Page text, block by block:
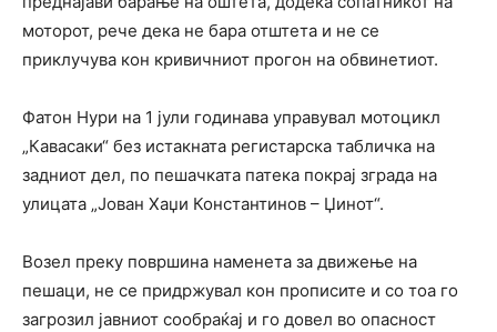
моторот, рече дека не бара отштета и не се
приклучува кон кривичниот прогон на обвинетиот.
Фатон Нури на 1 јули годинава управувал мотоцикл
„Кавасаки“ без истакната регистарска табличка на
задниот дел, по пешачката патека покрај зграда на
улицата „Јован Хаџи Константинов – Џинот“.
Возел преку површина наменета за движење на
пешаци, не се придржувал кон прописите и со тоа го
загрозил јавниот сообраќај и го довел во опасност